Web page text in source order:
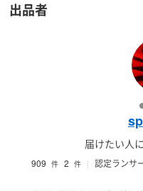
出品者
届けたい人
909 件 2 件 認定ランサ